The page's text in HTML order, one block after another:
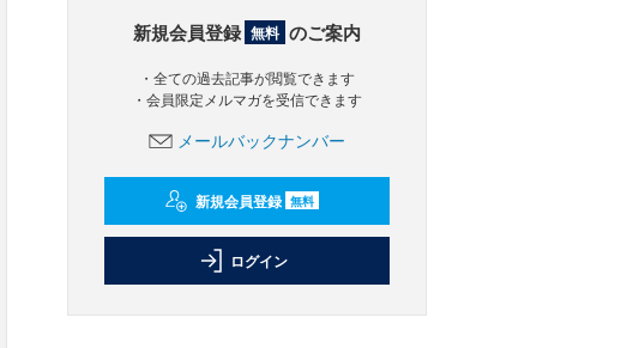
新規会員登録 無料 のご案内
・全ての過去記事が閲覧できます
・会員限定メルマガを受信できます
メールバックナンバー
新規会員登録 無料
ログイン